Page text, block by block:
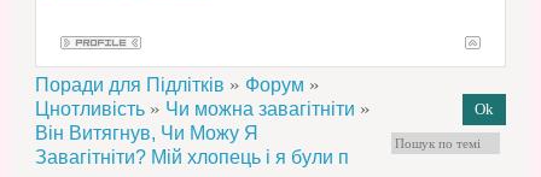
Поради для Підлітків » Форум »
Цнотливість » Чи можна завагітніти »
Він Витягнув, Чи Можу Я
Завагітніти? Мій хлопець і я були п